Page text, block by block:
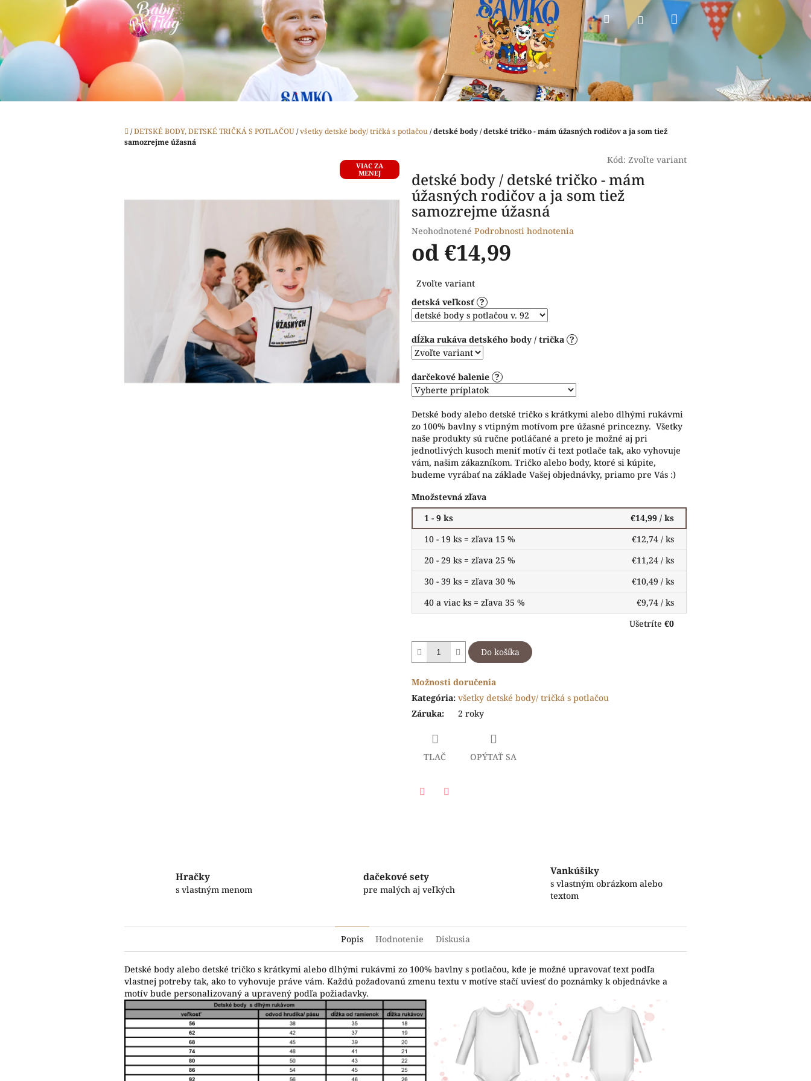
obsah
HľadaťPrihlásenieNákupný
Domov
/DETSKÉ BODY, DETSKÉ TRIČKÁ S POTLAČOU/všetky detské body/ tričká s potlačou/detské body / detské tričko - mám úžasných rodičov a ja som tiež
samozrejme úžasná
VIAC ZA
MENEJ
Kód: Zvoľte variant
detské body / detské tričko - mám
úžasných rodičov a ja som tiež
samozrejme úžasná
Priemerné
hodnotenie
produktu
0,0
5
hviezdičiek.
Neohodnotené Podrobnosti hodnotenia
od €14,99
cena:
Zvoľte variant
detská veľkosť ?
dĺžka rukáva detského body / trička ?
darčekové balenie ?
Detské body alebo detské tričko s krátkymi alebo dlhými rukávmi
zo 100% bavlny s vtipným motívom pre úžasné princezny. Všetky
naše produkty sú ručne potláčané a preto je možné aj pri
jednotlivých kusoch meniť motív či text potlače tak, ako vyhovuje
vám, našim zákazníkom. Tričko alebo body, ktoré si kúpite,
budeme vyrábať na základe Vašej objednávky, priamo pre Vás :)
Množstevná zľava
1 - 9 ks
€14,99 / ks
10 - 19 ks = zľava 15 %
€12,74 / ks
20 - 29 ks = zľava 25 %
€11,24 / ks
30 - 39 ks = zľava 30 %
€10,49 / ks
40 a viac ks = zľava 35 %
€9,74 / ks
Ušetríte €0
Do košíka
Možnosti doručenia
Kategória: všetky detské body/ tričká s potlačou
Záruka: 2 roky
TLAČ OPÝTAŤ SA
Hračky
s vlastným menom
dačekové sety
pre malých aj veľkých
Vankúšiky
s vlastným obrázkom alebo
textom
Popis Hodnotenie Diskusia
Detské body alebo detské tričko s krátkymi alebo dlhými rukávmi zo 100% bavlny s potlačou, kde je možné upravovať text podľa
vlastnej potreby tak, ako to vyhovuje práve vám. Každú požadovanú zmenu textu v motíve stačí uviesť do poznámky k objednávke a
motív bude personalizovaný a upravený podľa požiadavky.